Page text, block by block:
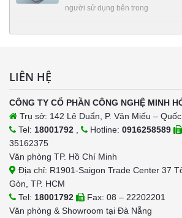
người sử dụng bên trong
LIÊN HỆ
CÔNG TY CỔ PHẦN CÔNG NGHỆ MINH
Trụ sở: 142 Lê Duẩn, P. Văn Miếu –
Tel: 18001792 Hotline: 0916258589
35162375
Văn phòng TP. Hồ Chí Minh
Địa chỉ: R1901-Saigon Trade Center 37
Gòn, TP. HCM
Tel: 18001792
Fax: 08 – 22202201
Văn phòng & Showroom tại Đà Nẵng